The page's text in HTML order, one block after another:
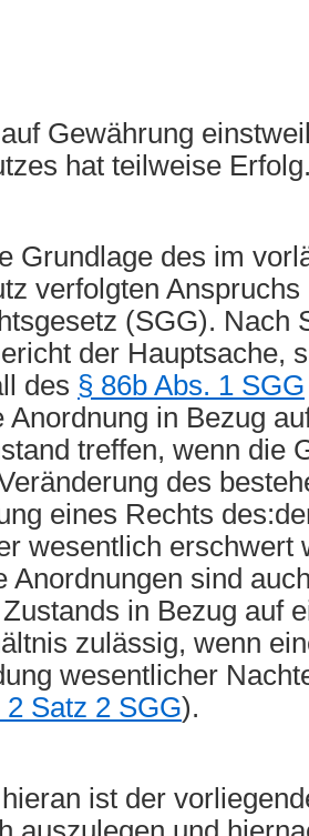
Gewährung
hat teilweise
Grundlage des im
verfolgten
(SGG). Nach
der Hauptsache,
des § 86b Abs. 1 SGG
Anordnung in Bezug
treffen, wenn die
des
eines Rechts
wesentlich erschwert
Anordnungen sind
in Bezug auf
zulässig, wenn
wesentlicher
2 Satz 2 SGG).
ist der